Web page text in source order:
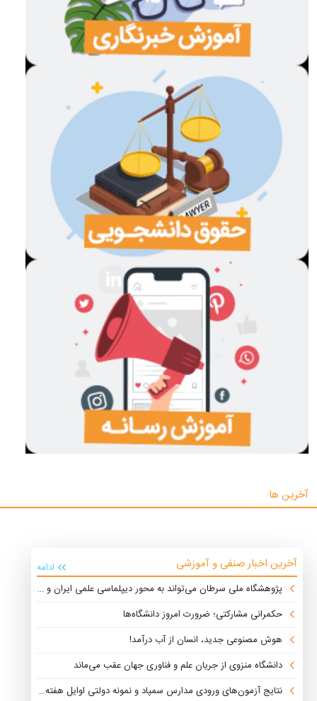
آخرین ها
آخرین اخبار صنفی و آموزشی
ادامه
پژوهشگاه ملی سرطان می‌تواند به محور دیپلماسی علمی ایران و کشورهای منطقه تبدیل شود
حکمرانی مشارکتی؛ ضرورت امروز دانشگاه‌ها
هوش مصنوعی جدید، انسان از آب درآمد!
دانشگاه منزوی از جریان علم و فناوری جهان عقب می‌ماند
نتایج آزمون‌های ورودی مدارس سمپاد و نمونه دولتی اوایل هفته آینده منتشر می‌شود